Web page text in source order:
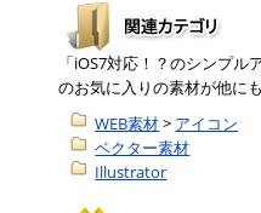
「iOS7対応！？のシンプ
のお気に入りの素材が他に
WEB素材> アイコン
ベクター素材
Illustrator